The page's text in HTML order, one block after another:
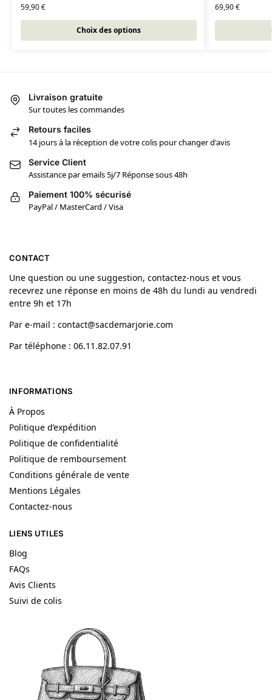
59,90€
Choix des options
69,90€
Livraison gratuite
Sur toutes les commandes
Retours faciles
14 jours à la réception de votre colis pour changer d'avis
Service Client
Assistance par emails 5j/7 Réponse sous 48h
Paiement 100% sécurisé
PayPal / MasterCard / Visa
CONTACT
Une question ou une suggestion, contactez-nous et vous
recevrez une réponse en moins de 48h du lundi au vendredi
entre 9h et 17h
Par e-mail : contact@sacdemarjorie.com
Par téléphone : 06.11.82.07.91
INFORMATIONS
À Propos
Politique d’expédition
Politique de confidentialité
Politique de remboursement
Conditions générale de vente
Mentions Légales
Contactez-nous
LIENS UTILES
Blog
FAQs
Avis Clients
Suivi de colis